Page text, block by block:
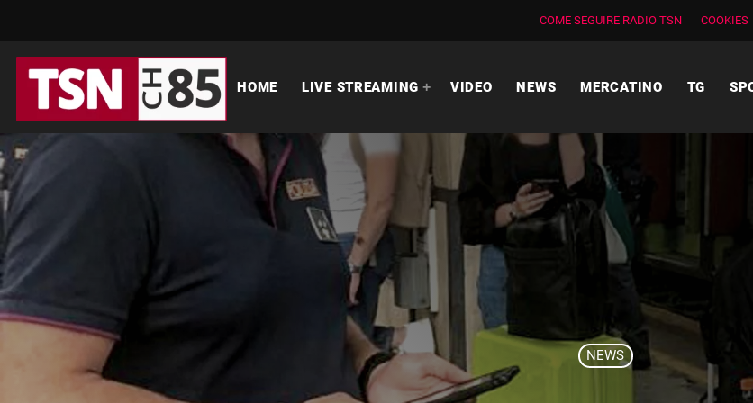
COME SEGUIRE RADIO TSN COOKIES
HOME LIVE STREAMING VIDEO NEWS MERCATINO TG
NEWS